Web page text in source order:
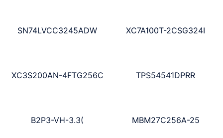
SN74LVCC3245ADW XC7A100T-2CSG324I
XC3S200AN-4FTG256C TPS54541DPRR
B2P3-VH-3.3( MBM27C256A-25